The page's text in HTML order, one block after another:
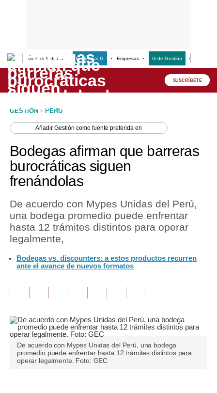
Últimas Noticias Empresas G Empresas G de Gestión
Lo último
Peru Quiosco
Economía
Mercados
Política
Tu Dinero
Finanzas Personales
Editorial
Pregunta de hoy
SUSCRÍBETE
GESTION > PERU
AñadirGestión como fuente preferida en
Bodegas afirman que barreras
burocráticas siguen
frenándolas
De acuerdo con Mypes Unidas del Perú,
una bodega promedio puede enfrentar
hasta 12 trámites distintos para operar
legalmente,
Bodegas vs. discounters: a estos productos recurren
ante el avance de nuevos formatos
De acuerdo con Mypes Unidas del Perú, una bodega
promedio puede enfrentar hasta 12 trámites distintos para
operar legalmente. Foto: GEC